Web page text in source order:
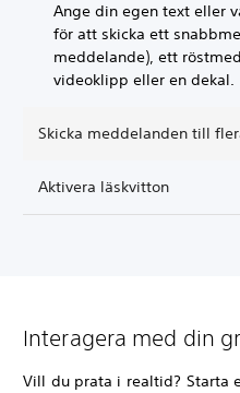
Ange din egen text eller
för att skicka ett
meddelande), ett
videoklipp eller en dekal.
Skicka meddelanden till
Aktivera läskvitton
Interagera med din
Vill du prata i realtid? Starta